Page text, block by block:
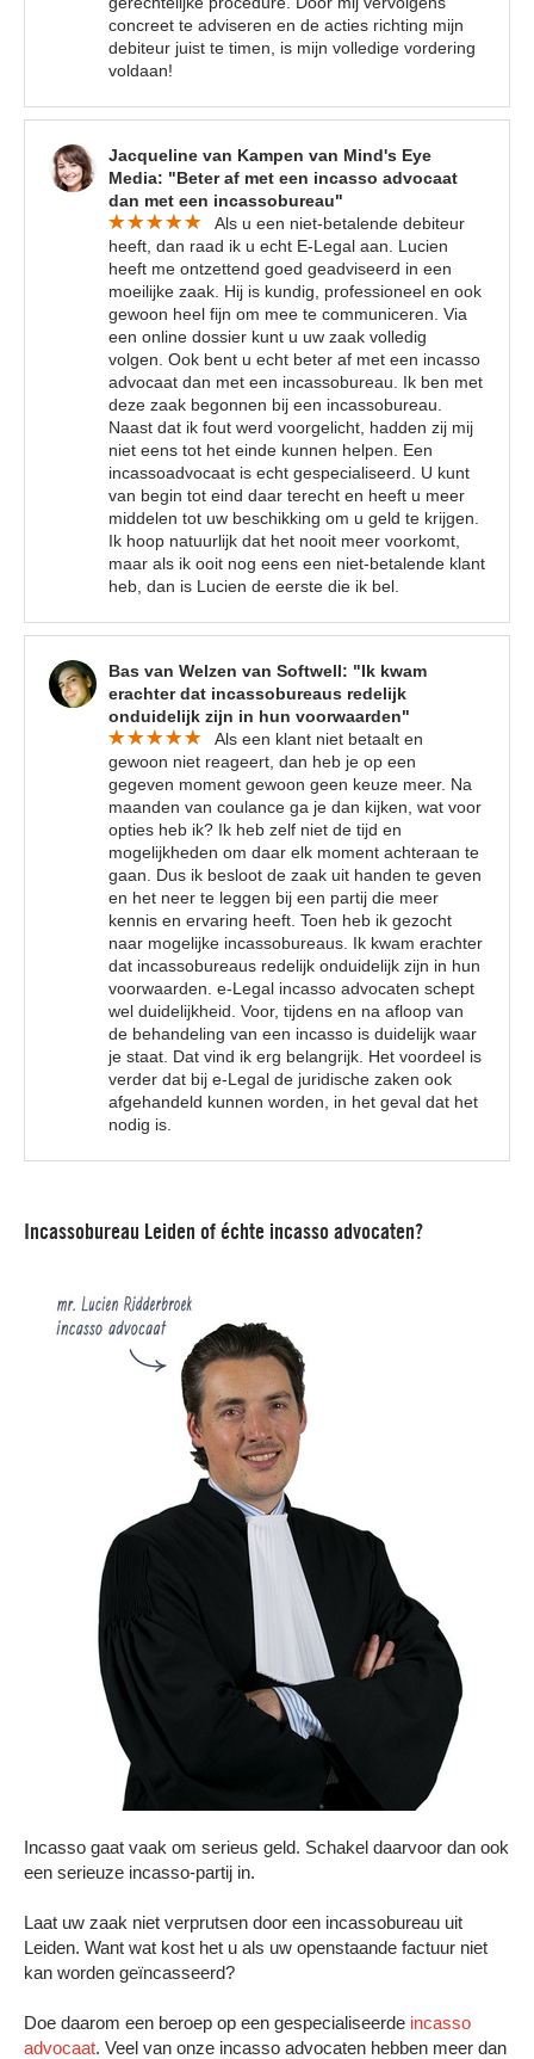
concreet te adviseren en de acties richting mijn
debiteur juist te timen, is mijn volledige vordering
voldaan!
Jacqueline van Kampen van Mind's Eye
Media: "Beter af met een incasso advocaat
dan met een incassobureau"
Als u een niet-betalende debiteur
heeft, dan raad ik u echt E-Legal aan. Lucien
heeft me ontzettend goed geadviseerd in een
moeilijke zaak. Hij is kundig, professioneel en ook
gewoon heel fijn om mee te communiceren. Via
een online dossier kunt u uw zaak volledig
volgen. Ook bent u echt beter af met een incasso
advocaat dan met een incassobureau. Ik ben met
deze zaak begonnen bij een incassobureau.
Naast dat ik fout werd voorgelicht, hadden zij mij
niet eens tot het einde kunnen helpen. Een
incassoadvocaat is echt gespecialiseerd. U kunt
van begin tot eind daar terecht en heeft u meer
middelen tot uw beschikking om u geld te krijgen.
Ik hoop natuurlijk dat het nooit meer voorkomt,
maar als ik ooit nog eens een niet-betalende klant
heb, dan is Lucien de eerste die ik bel.
Bas van Welzen van Softwell: "Ik kwam
erachter dat incassobureaus redelijk
onduidelijk zijn in hun voorwaarden"
Als een klant niet betaalt en
gewoon niet reageert, dan heb je op een
gegeven moment gewoon geen keuze meer. Na
maanden van coulance ga je dan kijken, wat voor
opties heb ik? Ik heb zelf niet de tijd en
mogelijkheden om daar elk moment achteraan te
gaan. Dus ik besloot de zaak uit handen te geven
en het neer te leggen bij een partij die meer
kennis en ervaring heeft. Toen heb ik gezocht
naar mogelijke incassobureaus. Ik kwam erachter
dat incassobureaus redelijk onduidelijk zijn in hun
voorwaarden. e-Legal incasso advocaten schept
wel duidelijkheid. Voor, tijdens en na afloop van
de behandeling van een incasso is duidelijk waar
je staat. Dat vind ik erg belangrijk. Het voordeel is
verder dat bij e-Legal de juridische zaken ook
afgehandeld kunnen worden, in het geval dat het
nodig is.
Incassobureau Leiden of échte incasso advocaten?
Incasso gaat vaak om serieus geld. Schakel daarvoor dan ook
een serieuze incasso-partij in.
Laat uw zaak niet verprutsen door een incassobureau uit
Leiden. Want wat kost het u als uw openstaande factuur niet
kan worden geïncasseerd?
Doe daarom een beroep op een gespecialiseerde incasso
advocaat. Veel van onze incasso advocaten hebben meer dan